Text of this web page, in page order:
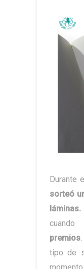
Durante
sorteó
láminas.
cuando
premios
tipo de